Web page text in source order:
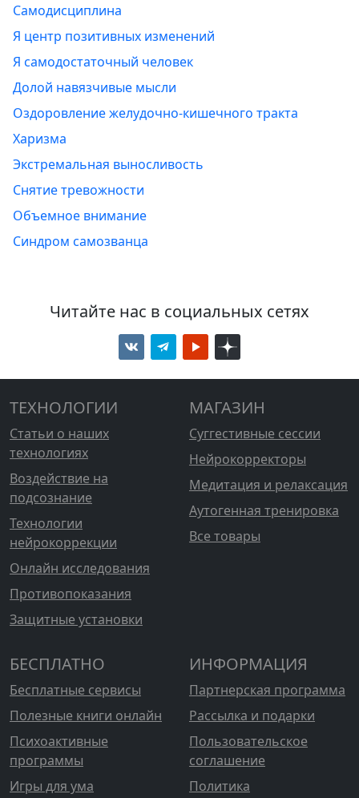
Самодисциплина
Я центр позитивных изменений
Я самодостаточный человек
Долой навязчивые мысли
Оздоровление желудочно-кишечного тракта
Харизма
Экстремальная выносливость
Снятие тревожности
Объемное внимание
Синдром самозванца
Читайте нас в социальных сетях
ТЕХНОЛОГИИ
Статьи о наших
технологиях
Воздействие на
подсознание
Технологии
нейрокоррекции
Онлайн исследования
Противопоказания
Защитные установки
МАГАЗИН
Суггестивные сессии
Нейрокорректоры
Медитация и релаксация
Аутогенная тренировка
Все товары
БЕСПЛАТНО
Бесплатные сервисы
Полезные книги онлайн
Психоактивные
программы
Игры для ума
ИНФОРМАЦИЯ
Партнерская программа
Рассылка и подарки
Пользовательское
соглашение
Политика